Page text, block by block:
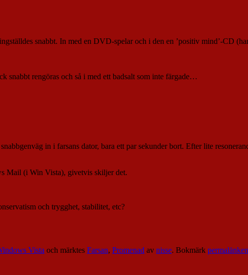
snabbt. In med en DVD-spelar och i den en ’positiv mind’-CD
snabbt rengöras och så i med ett badsalt som inte färgade…
in i farsans dator, bara ett par sekunder bort. Efter lite
Mail (i Win Vista), givetvis skiljer det.
och trygghet, stabilitet, etc?
Vista och märktes Farsan, Promenad av nisse. Bokmärk permalänken